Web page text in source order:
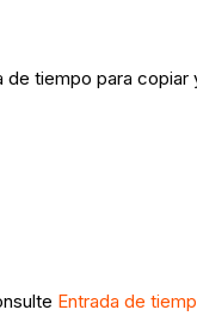
tiempo para copiar
Entrada de